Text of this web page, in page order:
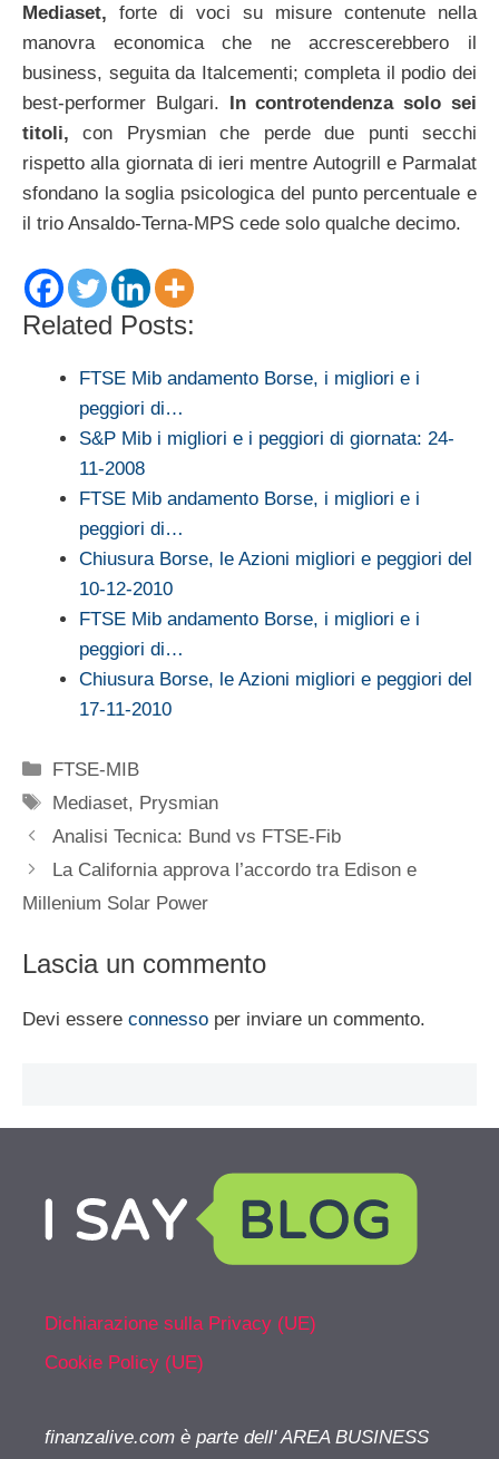
Mediaset, forte di voci su misure contenute nella
manovra economica che ne accrescerebbero il
business, seguita da Italcementi; completa il podio dei
best-performer Bulgari. In controtendenza solo sei
titoli, con Prysmian che perde due punti secchi
rispetto alla giornata di ieri mentre Autogrill e Parmalat
sfondano la soglia psicologica del punto percentuale e
il trio Ansaldo-Terna-MPS cede solo qualche decimo.
Related Posts:
FTSE Mib andamento Borse, i migliori e i
peggiori di…
S&P Mib i migliori e i peggiori di giornata: 24-
11-2008
FTSE Mib andamento Borse, i migliori e i
peggiori di…
Chiusura Borse, le Azioni migliori e peggiori del
10-12-2010
FTSE Mib andamento Borse, i migliori e i
peggiori di…
Chiusura Borse, le Azioni migliori e peggiori del
17-11-2010
Categorie
FTSE-MIB
Tag
Mediaset, Prysmian
Analisi Tecnica: Bund vs FTSE-Fib
La California approva l’accordo tra Edison e
Millenium Solar Power
Lascia un commento
Devi essere connesso per inviare un commento.
Dichiarazione sulla Privacy (UE)
Cookie Policy (UE)
finanzalive.com è parte dell' AREA BUSINESS